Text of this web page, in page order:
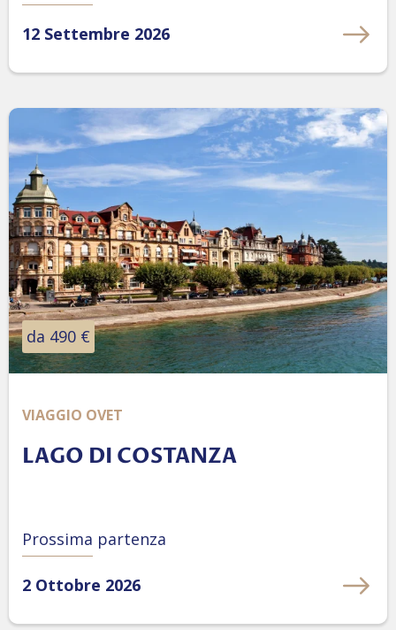
12 Settembre 2026
da 490 €
VIAGGIO OVET
LAGO DI COSTANZA
Prossima partenza
2 Ottobre 2026